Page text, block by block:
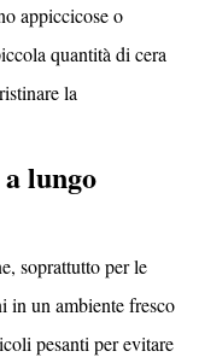
appiccicose o
quantità di cera
la
lungo
soprattutto per le
in un ambiente fresco
pesanti per evitare